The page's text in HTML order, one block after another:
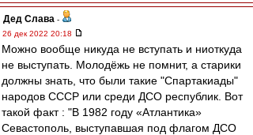
Дед Слава -
26 дек 2022 20:18
Можно вообще никуда не вступать и ниоткуда
не выступать. Молодёжь не помнит, а старики
должны знать, что были такие "Спартакиады"
народов СССР или среди ДСО республик. Вот
такой факт : "В 1982 году «Атлантика»
Севастополь, выступавшая под флагом ДСО